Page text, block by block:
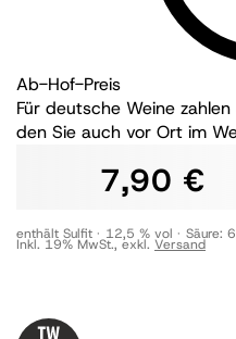
Ab-Hof-Preis
Für deutsche Weine
den Sie auch vor Ort im
7,90 €
Inkl. 19% MwSt., exkl. Versand
enthält Sulfit 12,5 % vol Säure: